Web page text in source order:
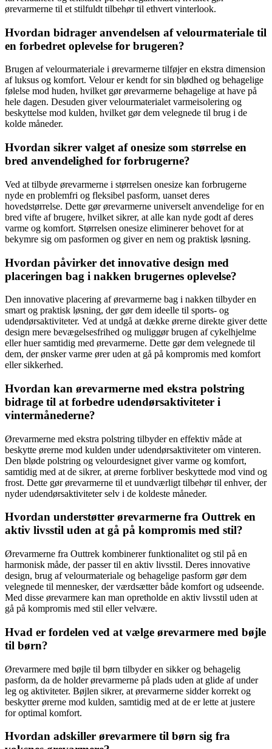
ørevarmerne til et stilfuldt tilbehør til ethvert vinterlook.
Hvordan bidrager anvendelsen af velourmateriale til
en forbedret oplevelse for brugeren?
Brugen af velourmateriale i ørevarmerne tilføjer en ekstra dimension
af luksus og komfort. Velour er kendt for sin blødhed og behagelige
følelse mod huden, hvilket gør ørevarmerne behagelige at have på
hele dagen. Desuden giver velourmaterialet varmeisolering og
beskyttelse mod kulden, hvilket gør dem velegnede til brug i de
kolde måneder.
Hvordan sikrer valget af onesize som størrelse en
bred anvendelighed for forbrugerne?
Ved at tilbyde ørevarmerne i størrelsen onesize kan forbrugerne
nyde en problemfri og fleksibel pasform, uanset deres
hovedstørrelse. Dette gør ørevarmerne universelt anvendelige for en
bred vifte af brugere, hvilket sikrer, at alle kan nyde godt af deres
varme og komfort. Størrelsen onesize eliminerer behovet for at
bekymre sig om pasformen og giver en nem og praktisk løsning.
Hvordan påvirker det innovative design med
placeringen bag i nakken brugernes oplevelse?
Den innovative placering af ørevarmerne bag i nakken tilbyder en
smart og praktisk løsning, der gør dem ideelle til sports- og
udendørsaktiviteter. Ved at undgå at dække ørerne direkte giver dette
design mere bevægelsesfrihed og muliggør brugen af cykelhjelme
eller huer samtidig med ørevarmerne. Dette gør dem velegnede til
dem, der ønsker varme ører uden at gå på kompromis med komfort
eller sikkerhed.
Hvordan kan ørevarmerne med ekstra polstring
bidrage til at forbedre udendørsaktiviteter i
vintermånederne?
Ørevarmerne med ekstra polstring tilbyder en effektiv måde at
beskytte ørerne mod kulden under udendørsaktiviteter om vinteren.
Den bløde polstring og velourdesignet giver varme og komfort,
samtidig med at de sikrer, at ørerne forbliver beskyttede mod vind og
frost. Dette gør ørevarmerne til et uundværligt tilbehør til enhver, der
nyder udendørsaktiviteter selv i de koldeste måneder.
Hvordan understøtter ørevarmerne fra Outtrek en
aktiv livsstil uden at gå på kompromis med stil?
Ørevarmerne fra Outtrek kombinerer funktionalitet og stil på en
harmonisk måde, der passer til en aktiv livsstil. Deres innovative
design, brug af velourmateriale og behagelige pasform gør dem
velegnede til mennesker, der værdsætter både komfort og udseende.
Med disse ørevarmere kan man opretholde en aktiv livsstil uden at
gå på kompromis med stil eller velvære.
Hvad er fordelen ved at vælge ørevarmere med bøjle
til børn?
Ørevarmere med bøjle til børn tilbyder en sikker og behagelig
pasform, da de holder ørevarmerne på plads uden at glide af under
leg og aktiviteter. Bøjlen sikrer, at ørevarmerne sidder korrekt og
beskytter ørerne mod kulden, samtidig med at de er lette at justere
for optimal komfort.
Hvordan adskiller ørevarmere til børn sig fra